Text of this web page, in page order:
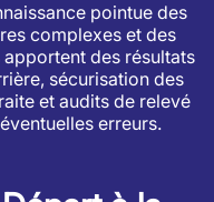
pointue des
complexes et des
des résultats
sécurisation des
et audits de relevé
erreurs.